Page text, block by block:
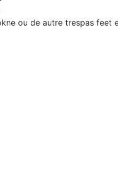
ou de autre trespas feet